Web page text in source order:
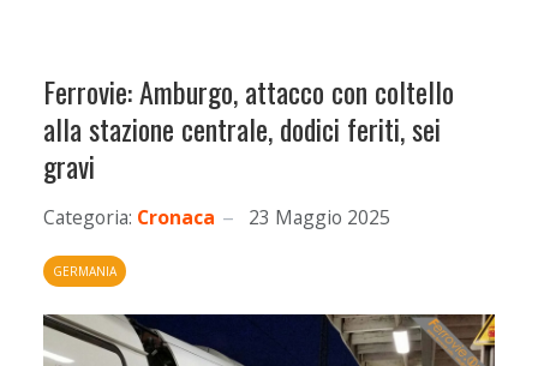
Ferrovie: Amburgo, attacco con coltello
alla stazione centrale, dodici feriti, sei
gravi
Categoria: Cronaca 23 Maggio 2025
GERMANIA